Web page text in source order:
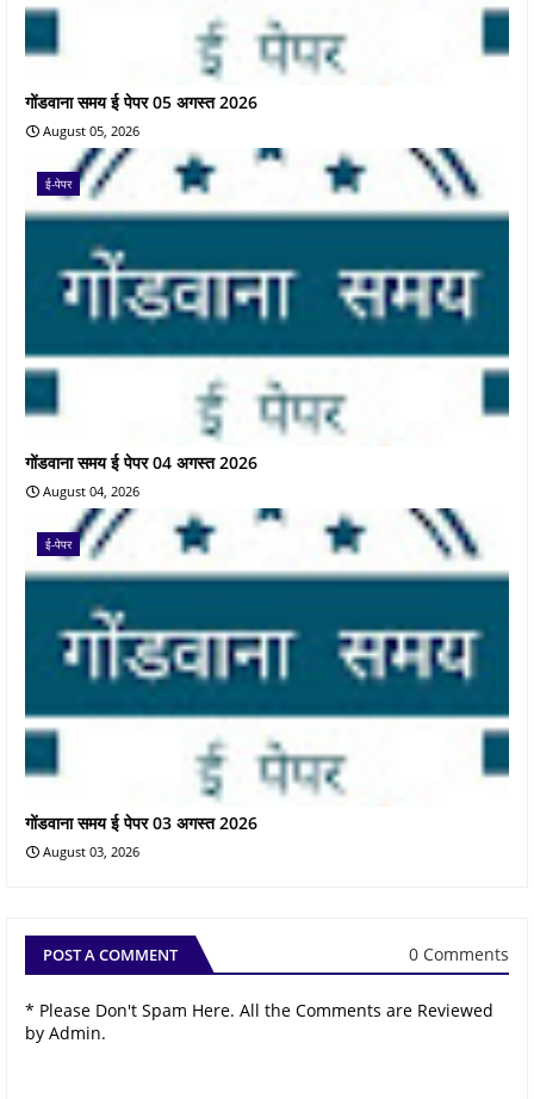
गोंडवाना समय ई पेपर 05 अगस्त 2026
August 05, 2026
ई-पेपर
गोंडवाना समय ई पेपर 04 अगस्त 2026
August 04, 2026
ई-पेपर
गोंडवाना समय ई पेपर 03 अगस्त 2026
August 03, 2026
POST A COMMENT 0 Comments
* Please Don't Spam Here. All the Comments are Reviewed
by Admin.